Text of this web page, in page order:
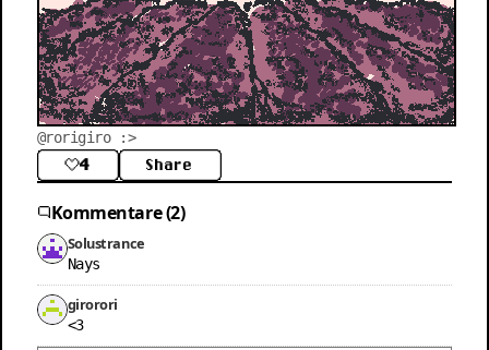
@rorigiro :>
4 Share
Kommentare (2)
Solustrance
Nays
girorori
<3